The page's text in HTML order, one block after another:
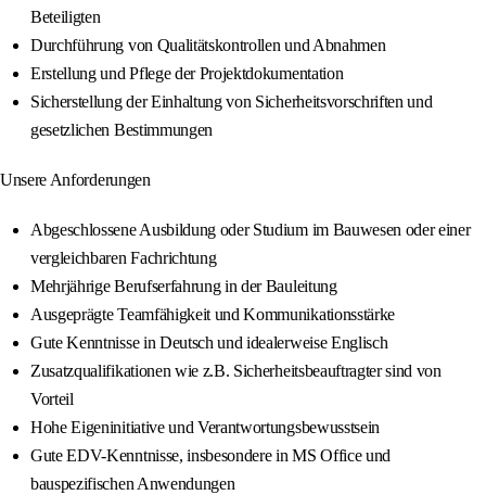
Beteiligten
Durchführung von Qualitätskontrollen und Abnahmen
Erstellung und Pflege der Projektdokumentation
Sicherstellung der Einhaltung von Sicherheitsvorschriften und
gesetzlichen Bestimmungen
Unsere Anforderungen
Abgeschlossene Ausbildung oder Studium im Bauwesen oder einer
vergleichbaren Fachrichtung
Mehrjährige Berufserfahrung in der Bauleitung
Ausgeprägte Teamfähigkeit und Kommunikationsstärke
Gute Kenntnisse in Deutsch und idealerweise Englisch
Zusatzqualifikationen wie z.B. Sicherheitsbeauftragter sind von
Vorteil
Hohe Eigeninitiative und Verantwortungsbewusstsein
Gute EDV-Kenntnisse, insbesondere in MS Office und
bauspezifischen Anwendungen